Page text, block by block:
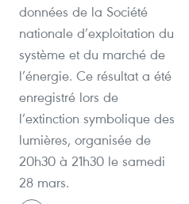
données de la Société
nationale d’exploitation du
système et du marché de
l’énergie. Ce résultat a été
enregistré lors de
l’extinction symbolique des
lumières, organisée de
20h30 à 21h30 le samedi
28 mars.